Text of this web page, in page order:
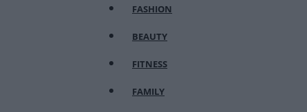
FASHION
BEAUTY
FITNESS
FAMILY